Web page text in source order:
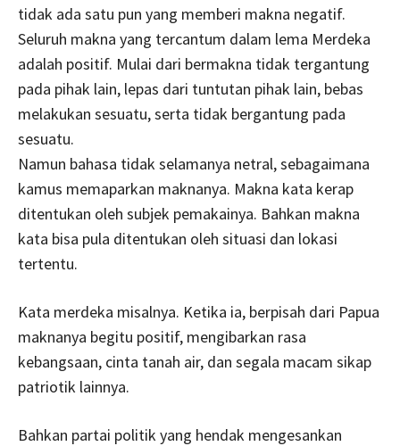
tidak ada satu pun yang memberi makna negatif.
Seluruh makna yang tercantum dalam lema Merdeka
adalah positif. Mulai dari bermakna tidak tergantung
pada pihak lain, lepas dari tuntutan pihak lain, bebas
melakukan sesuatu, serta tidak bergantung pada
sesuatu.
Namun bahasa tidak selamanya netral, sebagaimana
kamus memaparkan maknanya. Makna kata kerap
ditentukan oleh subjek pemakainya. Bahkan makna
kata bisa pula ditentukan oleh situasi dan lokasi
tertentu.
Kata merdeka misalnya. Ketika ia, berpisah dari Papua
maknanya begitu positif, mengibarkan rasa
kebangsaan, cinta tanah air, dan segala macam sikap
patriotik lainnya.
Bahkan partai politik yang hendak mengesankan